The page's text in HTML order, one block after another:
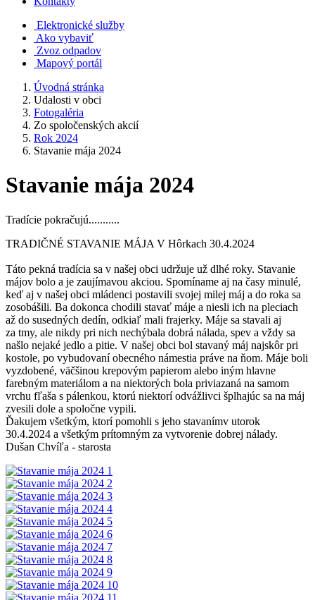
Elektronické služby
Ako vybaviť
Zvoz odpadov
Mapový portál
Úvodná stránka
Udalosti v obci
Fotogaléria
Zo spoločenských akcií
Rok 2024
Stavanie mája 2024
Stavanie mája 2024
Tradície pokračujú...........
TRADIČNÉ STAVANIE MÁJA V Hôrkach 30.4.2024
Táto pekná tradícia sa v našej obci udržuje už dlhé roky. Stavanie
májov bolo a je zaujímavou akciou. Spomíname aj na časy minulé,
keď aj v našej obci mládenci postavili svojej milej máj a do roka sa
zosobášili. Ba dokonca chodili stavať máje a niesli ich na pleciach
až do susedných dedín, odkiaľ mali frajerky. Máje sa stavali aj
za tmy, ale nikdy pri nich nechýbala dobrá nálada, spev a vždy sa
našlo nejaké jedlo a pitie. V našej obci bol stavaný máj najskôr pri
kostole, po vybudovaní obecného námestia práve na ňom. Máje boli
vyzdobené, väčšinou krepovým papierom alebo iným hlavne
farebným materiálom a na niektorých bola priviazaná na samom
vrchu fľaša s pálenkou, ktorú niektorí odvážlivci šplhajúc sa na máj
zvesili dole a spoločne vypili.
Ďakujem všetkým, ktorí pomohli s jeho stavanímv utorok
30.4.2024 a všetkým prítomným za vytvorenie dobrej nálady.
Dušan Chvíľa - starosta